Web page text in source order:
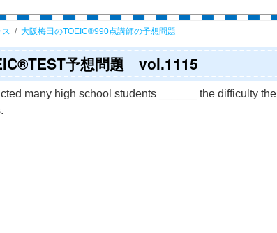
大阪梅田のTOEIC®990点講師の予想問題
予想問題 vol.1115
many high school students ______ the difficulty the